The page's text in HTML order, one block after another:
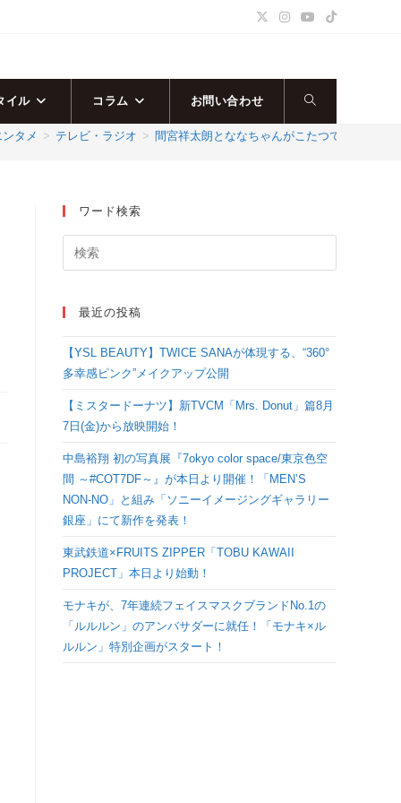
イル コラム お問い合わせ ウ
ェ
サ
検
索
を
ンタメ > テレビ・ラジオ > 間宮祥太朗とななちゃんがこたつでぬくぬく♪
ワード検索
最近の投稿
【YSL BEAUTY】TWICE SANAが体現する、“360°
多幸感ピンク”メイクアップ公開
【ミスタードーナツ】新TVCM「Mrs. Donut」篇8月
7日(金)から放映開始！
中島裕翔 初の写真展『7okyo color space/東京色空
間 ～#COT7DF～』が本日より開催！「MEN’S
NON-NO」と組み「ソニーイメージングギャラリー
銀座」にて新作を発表！
東武鉄道×FRUITS ZIPPER「TOBU KAWAII
PROJECT」本日より始動！
モナキが、7年連続フェイスマスクブランドNo.1の
「ルルルン」のアンバサダーに就任！「モナキ×ル
ルルン」特別企画がスタート！